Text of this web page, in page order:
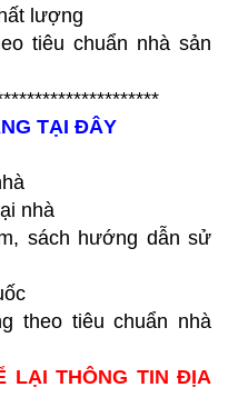
lượng
tiêu chuẩn nhà sản
TẠI ĐÂY
nhà
sách hướng dẫn sử
theo tiêu chuẩn nhà
LẠI THÔNG TIN ĐỊA